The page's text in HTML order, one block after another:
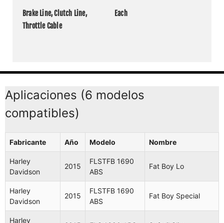
Brake Line, Clutch Line,
Throttle Cable
Each
Aplicaciones (6 modelos
compatibles)
Fabricante Año Modelo Nombre
Harley
Davidson
2015
FLSTFB 1690
ABS
Fat Boy Lo
Harley
Davidson
2015
FLSTFB 1690
ABS
Fat Boy Special
Harley